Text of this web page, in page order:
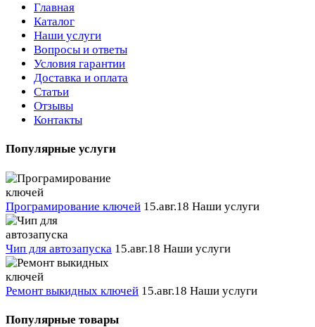
Главная
Каталог
Наши услуги
Вопросы и ответы
Условия гарантии
Доставка и оплата
Статьи
Отзывы
Контакты
Популярные услуги
Програмирование ключей 15.авг.18 Наши услуги
Чип для автозапуска 15.авг.18 Наши услуги
Ремонт выкидных ключей 15.авг.18 Наши услуги
Популярные товары